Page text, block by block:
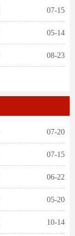
07-15
05-14
08-23
07-20
07-15
06-22
05-20
10-14